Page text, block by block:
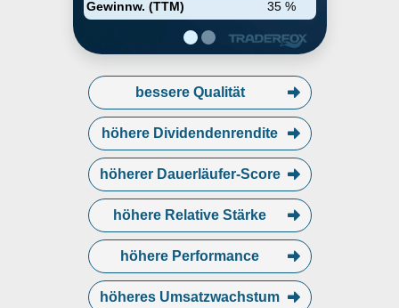
Gewinnw. (TTM)
35 %
bessere Qualität
höhere Dividendenrendite
höherer Dauerläufer-Score
höhere Relative Stärke
höhere Performance
höheres Umsatzwachstum